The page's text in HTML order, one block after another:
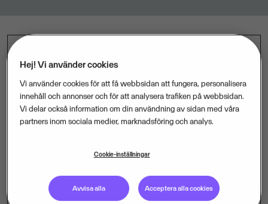
Huddinge kommun har beslutat att Visma Proceedo
ska leverera kommunens nya elektroniska inköp-
och fakturahanteringslösning. Affären innebär att
Visma Proceedos On Demand-lösning effektiviserar
inköp och fakturahanteringsrutinerna i ytterligare en
I den nya On Demand-lösningen får kommunens
beställare ett enda system för att göra elektroniska
Hej! Vi använder cookies
Vi använder cookies för att få webbsidan att fungera, personalisera
innehåll och annonser och för att analysera trafiken på webbsidan.
Vi delar också information om din användning av sidan med våra
partners inom sociala medier, marknadsföring och analys.
Cookie-inställningar
Avvisa alla Acceptera alla cookies